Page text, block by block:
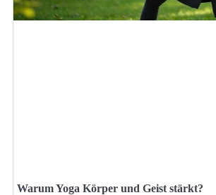
Warum Yoga Körper und Geist stärkt?